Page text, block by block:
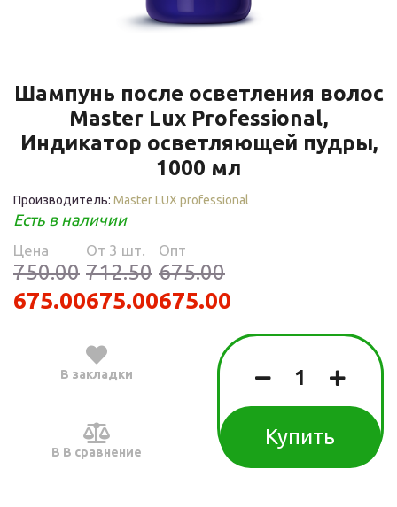
Шампунь после осветления волос
Master Lux Professional,
Индикатор осветляющей пудры,
1000 мл
Производитель: Master LUX professional
Есть в наличии
Цена
750.00
675.00
Oт 3 шт.
712.50
675.00
Опт
675.00
675.00
В закладки
В В сравнение
Купить